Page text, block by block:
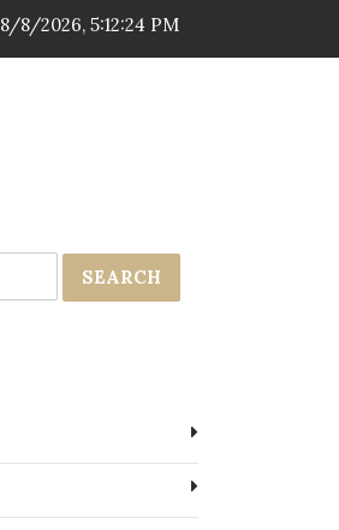
8/8/2026, 5:12:24 PM
SEARCH